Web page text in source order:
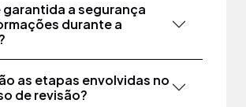
garantida a segurança
durante a
as etapas envolvidas no
de revisão?